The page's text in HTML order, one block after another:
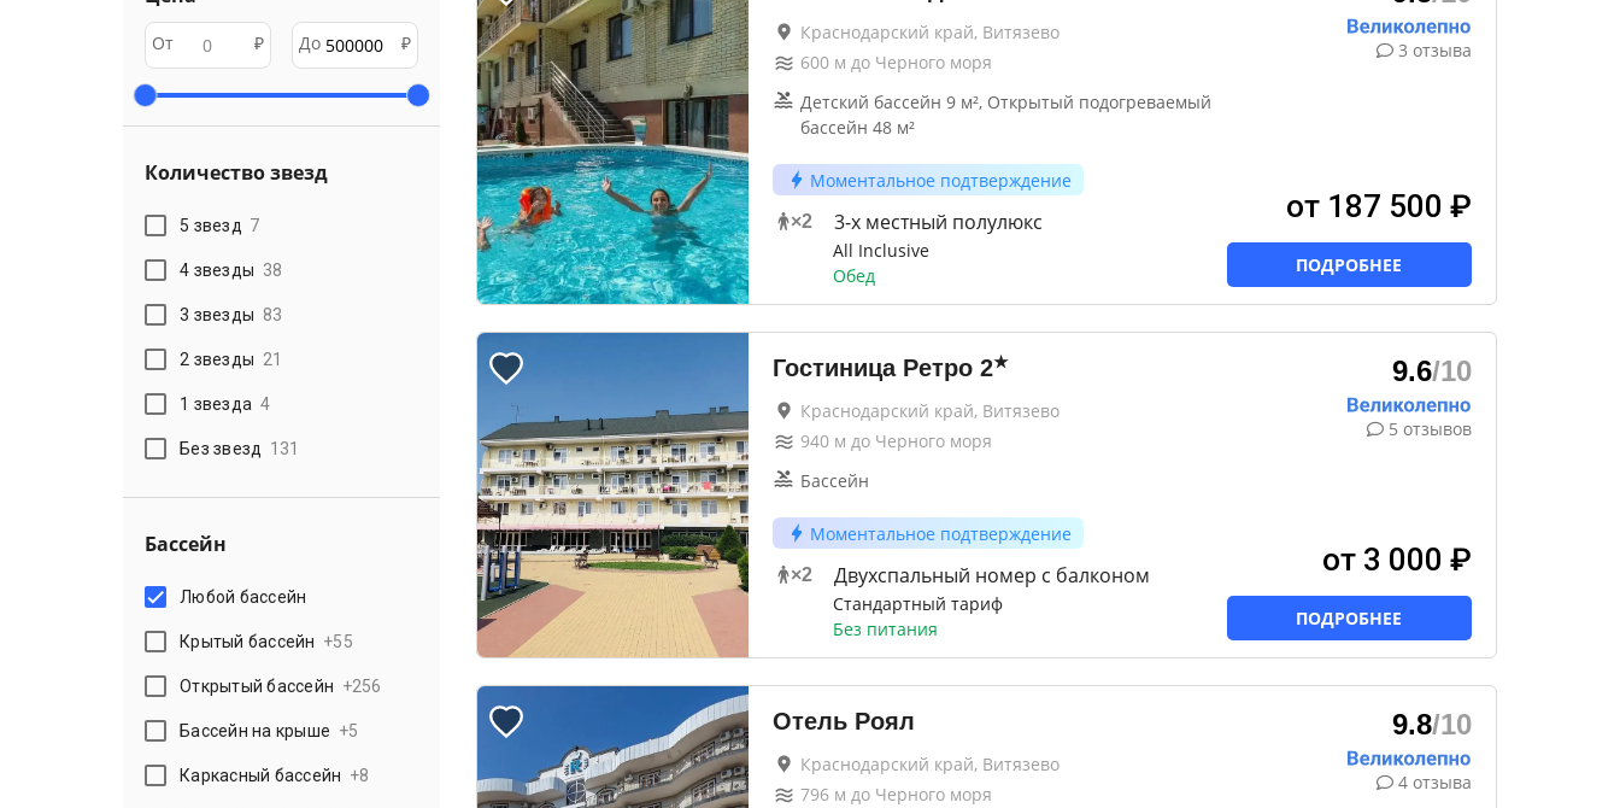
От ₽ До ₽
Количество звезд
5 звезд 7
4 звезды 38
3 звезды 83
2 звезды 21
1 звезда 4
Без звезд 131
Бассейн
Любой бассейн
Крытый бассейн +55
Открытый бассейн +256
Бассейн на крыше +5
Каркасный бассейн +8
Краснодарский край, Витязево
600м до Черного моря
Детский бассейн 9 м², Открытый подогреваемый
бассейн 48 м²
Моментальное подтверждение
×2 3-х местный полулюкс
All Inclusive
Обед
3 отзыва
от 187 500 ₽
ПОДРОБНЕЕ
Гостиница Ретро 2★
Краснодарский край, Витязево
940м до Черного моря
Бассейн
Моментальное подтверждение
×2 Двухспальный номер с балконом
Стандартный тариф
Без питания
9.6/10
5 отзывов
от 3 000 ₽
ПОДРОБНЕЕ
Отель Роял
Краснодарский край, Витязево
796м до Черного моря
9.8/10
4 отзыва